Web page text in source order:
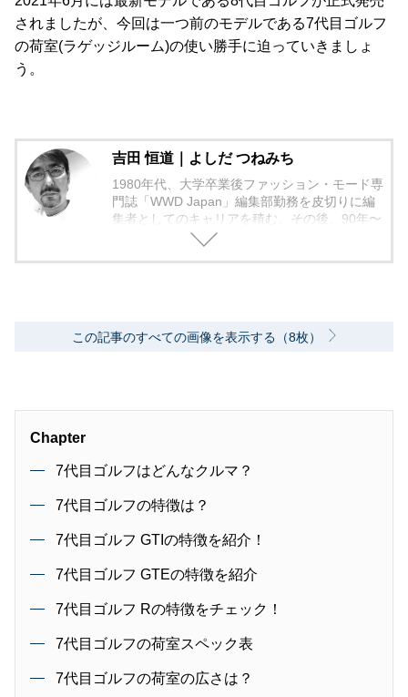
されましたが、今回は一つ前のモデルである7代目ゴルフ
の荷室(ラゲッジルーム)の使い勝手に迫っていきましょ
う。
吉田 恒道｜よしだ つねみち
1980年代、大学卒業後ファッション・モード専
門誌「WWD Japan」編集部勤務を皮切りに編
集者としてのキャリアを積む。その後、90年〜
2000年代、中堅出版社ダイヤモンド社の自動車
この記事のすべての画像を表示する（8枚）
Chapter
7代目ゴルフはどんなクルマ？
7代目ゴルフの特徴は？
7代目ゴルフ GTIの特徴を紹介！
7代目ゴルフ GTEの特徴を紹介
7代目ゴルフ Rの特徴をチェック！
7代目ゴルフの荷室スペック表
7代目ゴルフの荷室の広さは？